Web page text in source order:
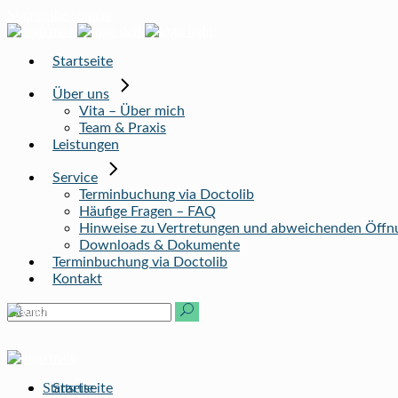
Startseite
Über uns
Vita – Über mich
Team & Praxis
Leistungen
Service
Termin­buchung via Doctolib
Häufige Fragen – FAQ
Hinweise zu Vertretungen und abweichenden
Downloads & Dokumente
Termin­buchung via Doctolib
Kontakt
Startseite
Startseite